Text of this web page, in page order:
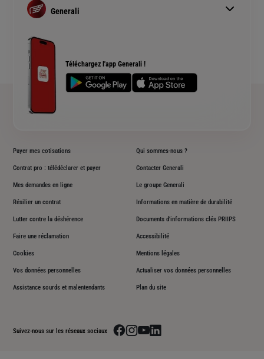
Téléchargez l'app Generali !
Assurance prêt immobilier
Complémentaire santé senior
Simulation assurance auto
Devis assurance habitation
Devis assurance chien ou chat
Generali
Rendements fonds euros Generali
Accessibilité sourds et malentendants
Plan du site
Payer mes cotisations
Contrat pro : télédéclarer et payer
Mes demandes en ligne
Résilier un contrat
Lutter contre la déshérence
Faire une réclamation
Qui sommes-nous ?
Contacter Generali
Le groupe Generali
Informations en matière de durabilité
Documents d'informations clés PRIIPS
Accessibilité
Cookies Mentions légales
Vos données personnelles Actualiser vos données personnelles
Assistance sourds et malentendants Plan du site
Suivez-nous sur les réseaux sociaux Aller sur la page facebook de Generali
Aller sur la page instagram de Generali
Aller sur la page youtube de Generali
Aller sur la page linkedin de